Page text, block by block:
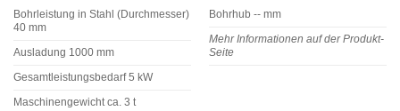
Bohrleistung in Stahl (Durchmesser)
40 mm
Ausladung 1000 mm
Gesamtleistungsbedarf 5 kW
Maschinengewicht ca. 3 t
Bohrhub -- mm
Mehr Informationen auf der Produkt-
Seite